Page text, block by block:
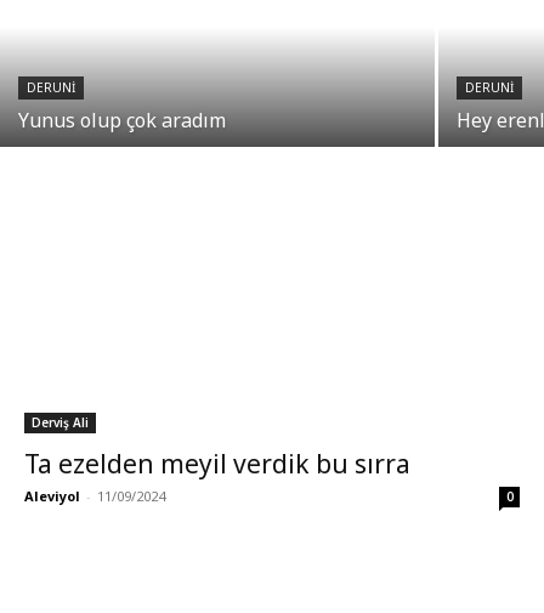
DERUNI
Yunus olup çok aradım
DERUNI
Hey
Derviş Ali
Ta ezelden meyil verdik bu sırra
Aleviyol - 11/09/2024 0